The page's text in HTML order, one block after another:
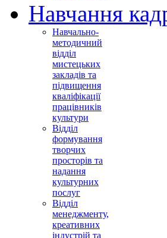
Навчання
Навчально-
методичний
відділ
мистецьких
закладів та
підвищення
кваліфікації
працівників
культури
Відділ
формування
творчих
просторів та
надання
культурних
послуг
Відділ
менеджменту,
креативних
індустрій та